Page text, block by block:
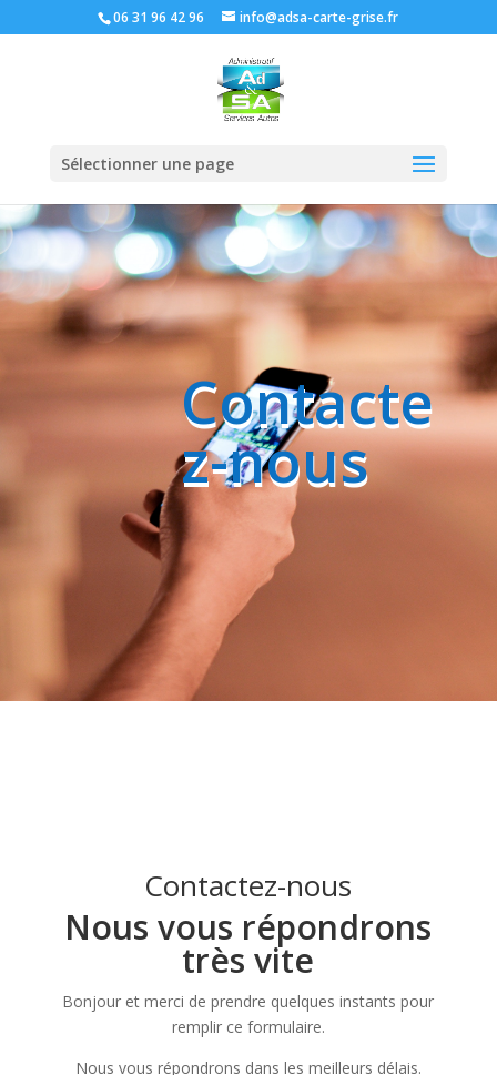
06 31 96 42 96 info@adsa-carte-grise.fr
Sélectionner une page
Contacte
z-nous
Contactez-nous
Nous vous répondrons
très vite
Bonjour et merci de prendre quelques instants pour
remplir ce formulaire.
Nous vous répondrons dans les meilleurs délais.